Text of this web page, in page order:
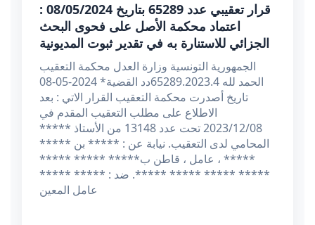
قرار تعقيبي عدد 65289 بتاريخ 08/05/2024 :
اعتماد محكمة الأصل على فحوى البحث
الجزائي للاستنارة به في تقدير ثبوت المديونية
الجمهورية التونسية وزارة العدل محكمة التعقيب
الحمد لله 65289.2023.4دد القضية* 2024-05-08
تاريخ أصدرت محكمة التعقيب القرار الاتي : بعد
الاطلاع على مطلب التعقيب المقدم في
2023/12/08 تحت عدد 13148 من الأستاذ *****
المحامي لدى التعقيب. نيابة عن : ***** بن *****
***** ، عامل ، قاطن ب***** ***** *****
***** ***** ***** *****. ضد : ***** *****
عامل المعين